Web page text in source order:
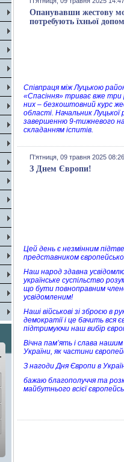
Опанувавши жестову
потребують їхньої
Співпраця між Луцькою
«Спасіння» триває вже три
них – безкоштовний курс
області. Начальник Луцької
завершенню 9-тижневого
складанням іспитів.
П'ятниця, 09 травня 2025 08:26
З Днем Європи!
Цей день є незмінним
представником
Наш народ здавна
українське суспільство
що бути повноправним
усвідомленим!
Наші військові зі зброєю
демократії і це бачить вся
підтримуючи наш вибір
Вічна пам’ять і слава
України, як частини
З нагоди Дня Європи в
бажаю благополуччя та
майбутнього всієї